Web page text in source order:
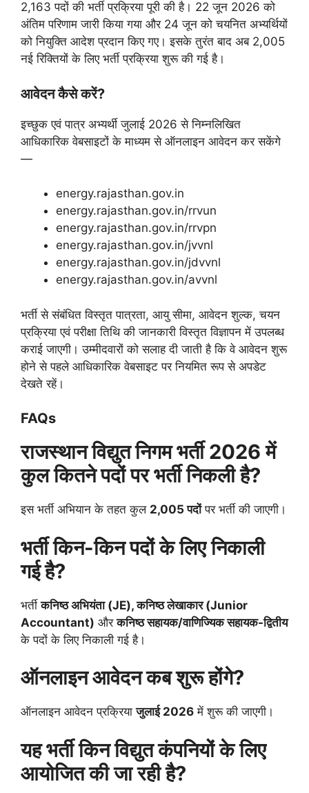
2,163 पदों की भर्ती प्रक्रिया पूरी की है। 22 जून 2026 को
अंतिम परिणाम जारी किया गया और 24 जून को चयनित अभ्यर्थियों
को नियुक्ति आदेश प्रदान किए गए। इसके तुरंत बाद अब 2,005
नई रिक्तियों के लिए भर्ती प्रक्रिया शुरू की गई है।
आवेदन कैसे करें?
इच्छुक एवं पात्र अभ्यर्थी जुलाई 2026 से निम्नलिखित
आधिकारिक वेबसाइटों के माध्यम से ऑनलाइन आवेदन कर सकेंगे
—
energy.rajasthan.gov.in
energy.rajasthan.gov.in/rrvun
energy.rajasthan.gov.in/rrvpn
energy.rajasthan.gov.in/jvvnl
energy.rajasthan.gov.in/jdvvnl
energy.rajasthan.gov.in/avvnl
भर्ती से संबंधित विस्तृत पात्रता, आयु सीमा, आवेदन शुल्क, चयन
प्रक्रिया एवं परीक्षा तिथि की जानकारी विस्तृत विज्ञापन में उपलब्ध
कराई जाएगी। उम्मीदवारों को सलाह दी जाती है कि वे आवेदन शुरू
होने से पहले आधिकारिक वेबसाइट पर नियमित रूप से अपडेट
देखते रहें।
FAQs
राजस्थान विद्युत निगम भर्ती 2026 में
कुल कितने पदों पर भर्ती निकली है?
इस भर्ती अभियान के तहत कुल 2,005 पदोंपर भर्ती की जाएगी।
भर्ती किन-किन पदों के लिए निकाली
गई है?
भर्तीकनिष्ठ अभियंता (JE), कनिष्ठ लेखाकार (Junior
Accountant) औरकनिष्ठ सहायक/वाणिज्यिक सहायक-द्वितीय
के पदों के लिए निकाली गई है।
ऑनलाइन आवेदन कब शुरू होंगे?
ऑनलाइन आवेदन प्रक्रियाजुलाई 2026 में शुरू की जाएगी।
यह भर्ती किन विद्युत कंपनियों के लिए
आयोजित की जा रही है?